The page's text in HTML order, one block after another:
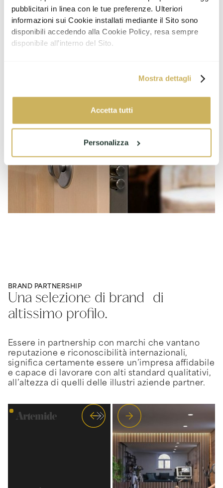
pubblicitari in linea con le tue preferenze. Ulteriori
informazioni sui Cookie installati mediante il Sito sono
disponibili accedendo alla Cookie Policy, resa sempre
disponibile all’interno del Sito.
Mostra dettagli
Accetta tutti
Personalizza
BRAND PARTNERSHIP
Una selezione di brand di
altissimo profilo.
Essere in partnership con marchi che vantano
reputazione e riconoscibilità internazionali,
significa certamente essere un’impresa affidabile
e capace di lavorare con alti standard qualitativi,
all’altezza di quelli delle illustri aziende partner.